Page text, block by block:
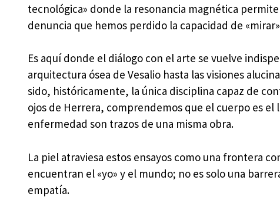
tecnológica» donde la resonancia magnética
denuncia que hemos perdido la capacidad de
Es aquí donde el diálogo con el arte se vuelve
arquitectura ósea de Vesalio hasta las visiones
sido, históricamente, la única disciplina capaz de
ojos de Herrera, comprendemos que el cuerpo es
enfermedad son trazos de una misma obra.
La piel atraviesa estos ensayos como una frontera
encuentran el «yo» y el mundo; no es solo una
empatía.